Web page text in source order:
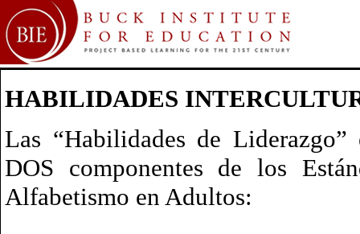
HABILIDADES
Las “Habilidades de Liderazgo”
DOS componentes de los
Alfabetismo en Adultos: